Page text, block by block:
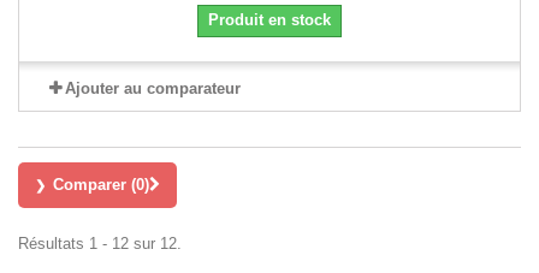
Produit en stock
Ajouter au comparateur
Comparer (0)
Résultats 1 - 12 sur 12.